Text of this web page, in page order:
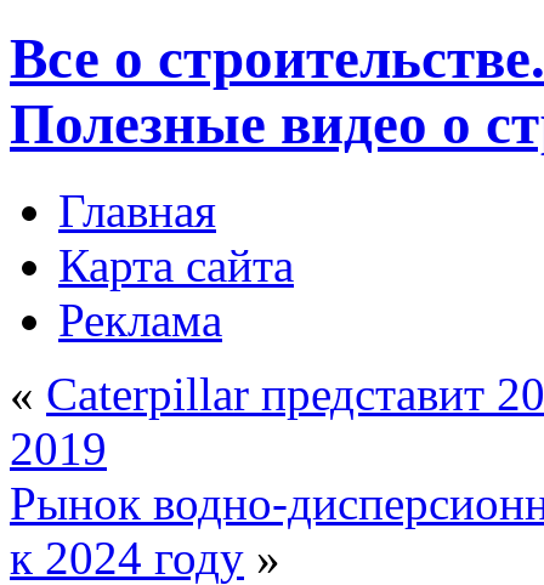
Все о
Полезные видео о
Главная
Карта сайта
Реклама
« Caterpillar представит
2019
Рынок водно-
к 2024 году »